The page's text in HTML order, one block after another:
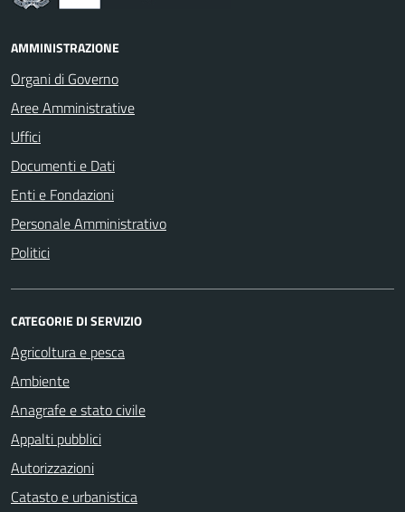
AMMINISTRAZIONE
Organi di Governo
Aree Amministrative
Uffici
Documenti e Dati
Enti e Fondazioni
Personale Amministrativo
Politici
CATEGORIE DI SERVIZIO
Agricoltura e pesca
Ambiente
Anagrafe e stato civile
Appalti pubblici
Autorizzazioni
Catasto e urbanistica